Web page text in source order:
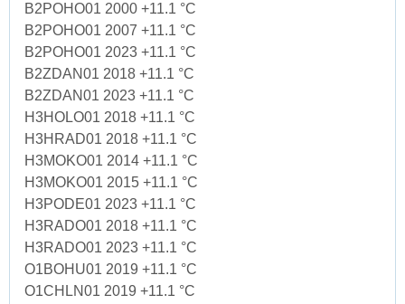
B2POHO01 2000 +11.1 °C
B2POHO01 2007 +11.1 °C
B2POHO01 2023 +11.1 °C
B2ZDAN01 2018 +11.1 °C
B2ZDAN01 2023 +11.1 °C
H3HOLO01 2018 +11.1 °C
H3HRAD01 2018 +11.1 °C
H3MOKO01 2014 +11.1 °C
H3MOKO01 2015 +11.1 °C
H3PODE01 2023 +11.1 °C
H3RADO01 2018 +11.1 °C
H3RADO01 2023 +11.1 °C
O1BOHU01 2019 +11.1 °C
O1CHLN01 2019 +11.1 °C